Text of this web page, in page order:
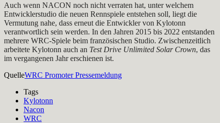
Auch wenn NACON noch nicht verraten hat, unter welchem
Entwicklerstudio die neuen Rennspiele entstehen soll, liegt die
Vermutung nahe, dass erneut die Entwickler von Kylotonn
verantwortlich sein werden. In den Jahren 2015 bis 2022 entstanden
mehrere WRC-Spiele beim französischen Studio. Zwischenzeitlich
arbeitete Kylotonn auch an Test Drive Unlimited Solar Crown, das
im vergangenen Jahr erschienen ist.
QuelleWRC Promoter Pressemeldung
Tags
Kylotonn
Nacon
WRC